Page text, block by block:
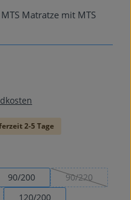
Matratze mit MTS
2-5 Tage
90/200 90/220
(Diese Option
120/200